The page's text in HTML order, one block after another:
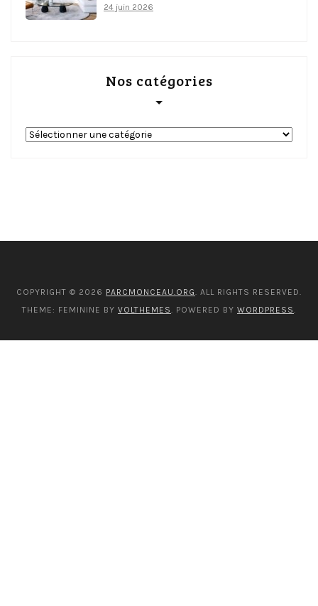
24 juin 2026
Nos catégories
COPYRIGHT © 2026 PARCMONCEAU.ORG
. ALL RIGHTS RESERVED.
THEME: FEMININE BY VOLTHEMES . POWERED BY WORDPRESS